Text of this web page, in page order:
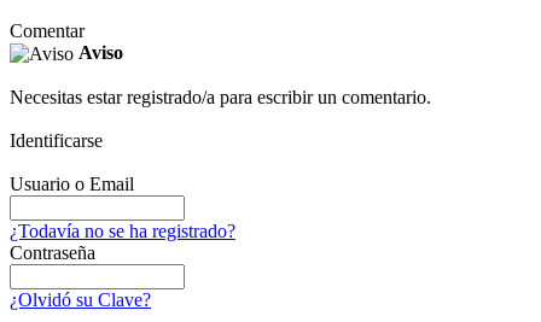
Comentar
Aviso
Necesitas estar registrado/a para escribir un comentario.
Identificarse
Usuario o Email
¿Todavía no se ha registrado?
Contraseña
¿Olvidó su Clave?